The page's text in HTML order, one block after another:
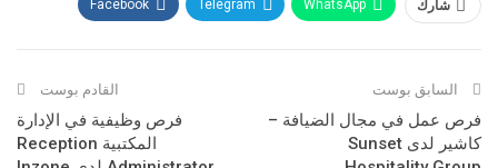
شارك WhatsApp
Telegram
Facebook
Google+
السابق بوست
فرص عمل في مجال الضيافة –
كاشير لدى Sunset
القادم بوست
فرص وظيفية في الإدارة
المكتبية Reception